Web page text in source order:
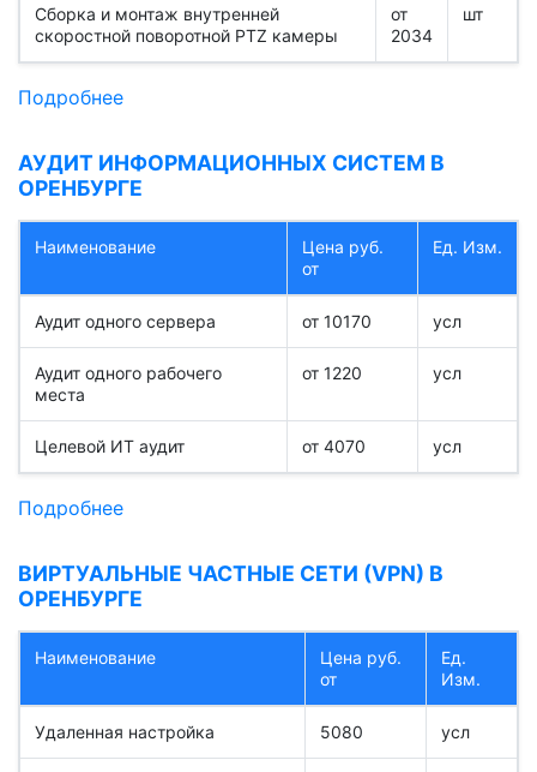
Сборка и монтаж внутренней
скоростной поворотной PTZ камеры
от
2034
шт
Подробнее
АУДИТ ИНФОРМАЦИОННЫХ СИСТЕМ В
ОРЕНБУРГЕ
Наименование
Цена руб.
от
Ед. Изм.
Аудит одного сервера от 10170 усл
Аудит одного рабочего
места
от 1220 усл
Целевой ИТ аудит от 4070 усл
Подробнее
ВИРТУАЛЬНЫЕ ЧАСТНЫЕ СЕТИ (VPN) В
ОРЕНБУРГЕ
Наименование
Цена руб.
от
Ед.
Изм.
Удаленная настройка 5080 усл